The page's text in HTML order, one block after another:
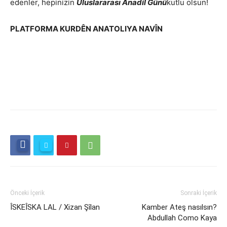
edenler, hepinizin Uluslararası Anadil Günükutlu olsun!
PLATFORMA KURDÊN ANATOLIYA NAVÎN
Önceki İçerik
ÎSKEÎSKA LAL / Xizan Şîlan
Sonraki İçerik
Kamber Ateş nasılsın?
Abdullah Como Kaya